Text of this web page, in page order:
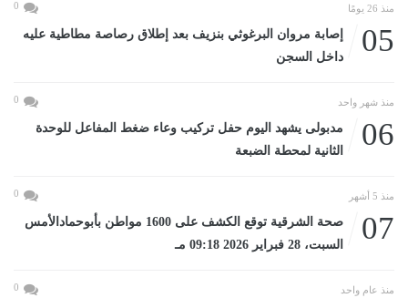
منذ 26 يومًا 0
05
إصابة مروان البرغوثي بنزيف بعد إطلاق رصاصة مطاطية عليه
داخل السجن
منذ شهر واحد 0
06
مدبولى يشهد اليوم حفل تركيب وعاء ضغط المفاعل للوحدة
الثانية لمحطة الضبعة
منذ 5 أشهر 0
07
صحة الشرقية توقع الكشف على 1600 مواطن بأبوحمادالأمس
السبت، 28 فبراير 2026 09:18 مـ
منذ عام واحد 0